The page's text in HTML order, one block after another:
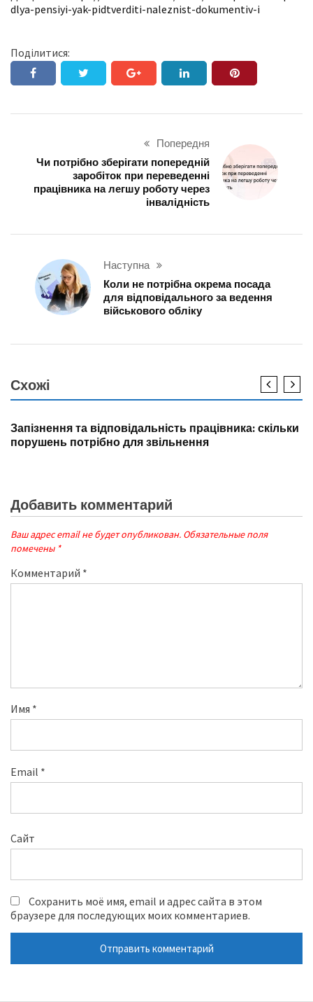
dlya-pensiyi-yak-pidtverditi-naleznist-dokumentiv-i
Поділитися:
Попередня
Чи потрібно зберігати попередній
заробіток при переведенні
працівника на легшу роботу через
інвалідність
Наступна
Коли не потрібна окрема посада
для відповідального за ведення
військового обліку
Схожі
Запізнення та відповідальність працівника: скільки
порушень потрібно для звільнення
Добавить комментарий
Ваш адрес email не будет опубликован. Обязательные поля
помечены *
Комментарий *
Имя *
Email *
Сайт
Сохранить моё имя, email и адрес сайта в этом
браузере для последующих моих комментариев.